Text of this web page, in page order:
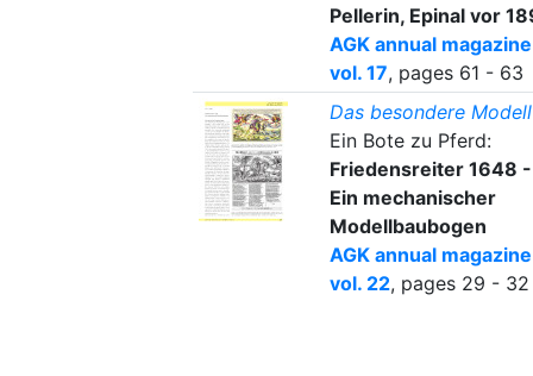
Pellerin, Epinal vor
AGK annual magazine
vol. 17, pages 61 - 63
Das besondere Modell
Ein Bote zu Pferd:
Friedensreiter 1648 -
Ein mechanischer
Modellbaubogen
AGK annual magazine
vol. 22, pages 29 - 32